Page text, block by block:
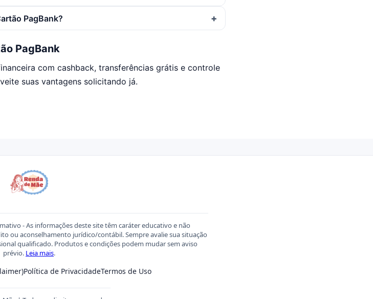
PagBank?
PagBank
com cashback, transferências grátis e controle
suas vantagens solicitando já.
- As informações deste site têm caráter educativo e não
ou aconselhamento jurídico/contábil. Sempre avalie sua situação
qualificado. Produtos e condições podem mudar sem aviso
prévio. Leia mais.
Política de PrivacidadeTermos de Uso